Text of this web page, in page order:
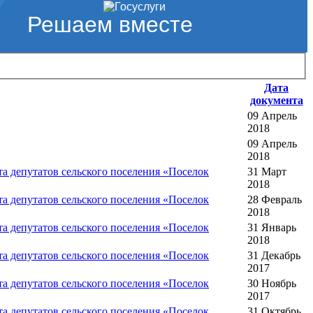
Решаем вместе
Дата
документа
09 Апрель
2018
09 Апрель
2018
сельского поселения «Поселок
31 Март
2018
сельского поселения «Поселок
28 Февраль
2018
сельского поселения «Поселок
31 Январь
2018
сельского поселения «Поселок
31 Декабрь
2017
сельского поселения «Поселок
30 Ноябрь
2017